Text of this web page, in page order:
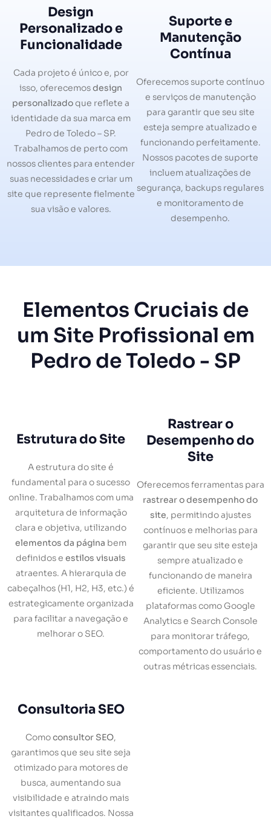
Design
Personalizado e
Funcionalidade
Cada projeto é único e, por
isso, oferecemosdesign
personalizadoque reflete a
identidade da sua marca em
Pedro de Toledo – SP.
Trabalhamos de perto com
nossos clientes para entender
suas necessidades e criar um
site que represente fielmente
sua visão e valores.
Suporte e
Manutenção
Contínua
Oferecemos suporte contínuo
e serviços de manutenção
para garantir que seu site
esteja sempre atualizado e
funcionando perfeitamente.
Nossos pacotes de suporte
incluem atualizações de
segurança, backups regulares
e monitoramento de
desempenho.
Elementos Cruciais de
um Site Profissional em
Pedro de Toledo - SP
Estrutura do Site
A estrutura do site é
fundamental para o sucesso
online. Trabalhamos com uma
arquitetura de informação
clara e objetiva, utilizando
elementos da página bem
definidos e estilos visuais
atraentes. A hierarquia de
cabeçalhos (H1, H2, H3, etc.) é
estrategicamente organizada
para facilitar a navegação e
melhorar o SEO.
Rastrear o
Desempenho do
Site
Oferecemos ferramentas para
rastrear o desempenho do
site, permitindo ajustes
contínuos e melhorias para
garantir que seu site esteja
sempre atualizado e
funcionando de maneira
eficiente. Utilizamos
plataformas como Google
Analytics e Search Console
para monitorar tráfego,
comportamento do usuário e
outras métricas essenciais.
Consultoria SEO
Comoconsultor SEO,
garantimos que seu site seja
otimizado para motores de
busca, aumentando sua
visibilidade e atraindo mais
visitantes qualificados. Nossa